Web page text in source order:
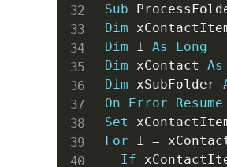
Sub
Dim
Dim I As
Long
Dim xContact As
Dim xSubFolder
On
Error Resume
Set
For I =
If